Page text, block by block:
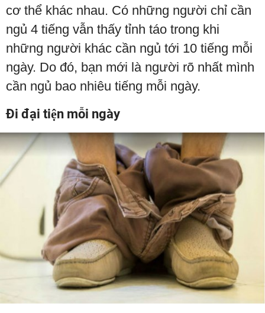
cơ thể khác nhau. Có những người chỉ cần
ngủ 4 tiếng vẫn thấy tỉnh táo trong khi
những người khác cần ngủ tới 10 tiếng mỗi
ngày. Do đó, bạn mới là người rõ nhất mình
cần ngủ bao nhiêu tiếng mỗi ngày.
Đi đại tiện mỗi ngày